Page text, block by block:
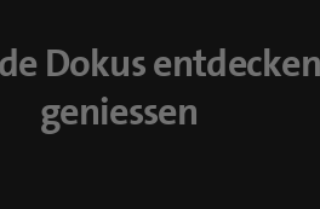
Dokus
geniessen